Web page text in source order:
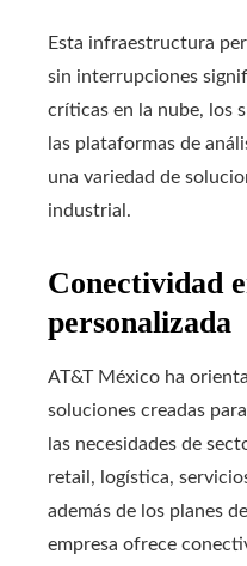
Esta infraestructura
sin interrupciones
críticas en la nube, los
las plataformas de
una variedad de
industrial.
Conectividad
personalizada
AT&T México ha
soluciones creadas
las necesidades de
retail, logística,
además de los planes
empresa ofrece